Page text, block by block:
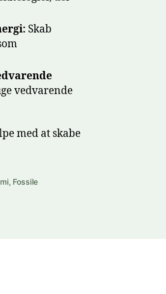
Skab
vedvarende
med at skabe
, Fossile